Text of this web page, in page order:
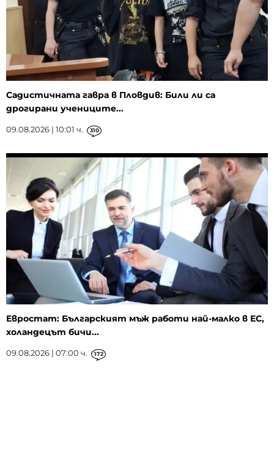
Садистичната гавра в Пловдив: Били ли са
дрогирани учениците...
09.08.2026 | 10:01 ч. 310
Евростат: Българският мъж работи най-малко в ЕС,
холандецът бичи...
09.08.2026 | 07:00 ч. 172